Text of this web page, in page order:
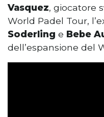
Vasquez, giocatore
World Padel Tour,
Soderling e Bebe
dell’espansione del